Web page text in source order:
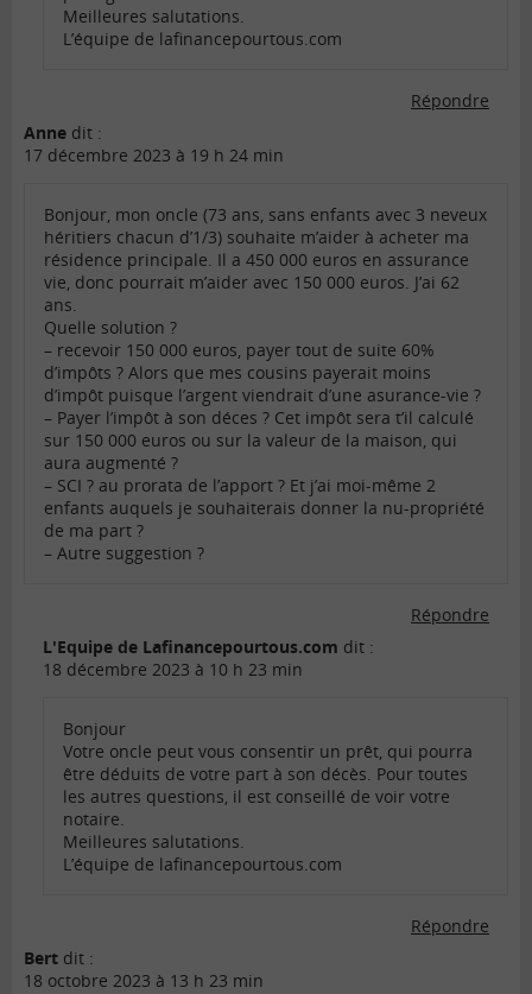
Meilleures salutations.
L’équipe de lafinancepourtous.com
Répondre
Anne dit :
17 décembre 2023 à 19 h 24 min
Bonjour, mon oncle (73 ans, sans enfants avec 3 neveux
héritiers chacun d’1/3) souhaite m’aider à acheter ma
résidence principale. Il a 450 000 euros en assurance
vie, donc pourrait m’aider avec 150 000 euros. J’ai 62
ans.
Quelle solution ?
– recevoir 150 000 euros, payer tout de suite 60%
d’impôts ? Alors que mes cousins payerait moins
d’impôt puisque l’argent viendrait d’une asurance-vie ?
– Payer l’impôt à son déces ? Cet impôt sera t’il calculé
sur 150 000 euros ou sur la valeur de la maison, qui
aura augmenté ?
– SCI ? au prorata de l’apport ? Et j’ai moi-même 2
enfants auquels je souhaiterais donner la nu-propriété
de ma part ?
– Autre suggestion ?
Répondre
L'Equipe de Lafinancepourtous.com dit :
18 décembre 2023 à 10 h 23 min
Bonjour
Votre oncle peut vous consentir un prêt, qui pourra
être déduits de votre part à son décès. Pour toutes
les autres questions, il est conseillé de voir votre
notaire.
Meilleures salutations.
L’équipe de lafinancepourtous.com
Répondre
Bert dit :
18 octobre 2023 à 13 h 23 min